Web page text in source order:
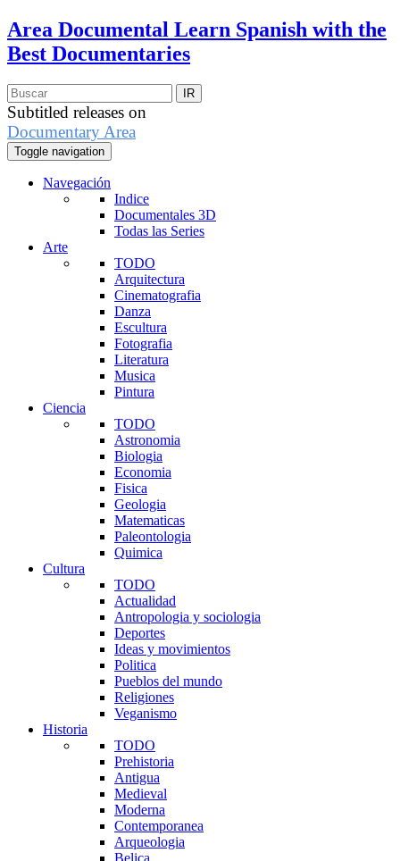
Area Documental Learn Spanish with the
Best Documentaries
Subtitled releases on
Documentary Area
Toggle navigation
Navegación
Indice
Documentales 3D
Todas las Series
Arte
TODO
Arquitectura
Cinematografia
Danza
Escultura
Fotografia
Literatura
Musica
Pintura
Ciencia
TODO
Astronomia
Biologia
Economia
Fisica
Geologia
Matematicas
Paleontologia
Quimica
Cultura
TODO
Actualidad
Antropologia y sociologia
Deportes
Ideas y movimientos
Politica
Pueblos del mundo
Religiones
Veganismo
Historia
TODO
Prehistoria
Antigua
Medieval
Moderna
Contemporanea
Arqueologia
Belica